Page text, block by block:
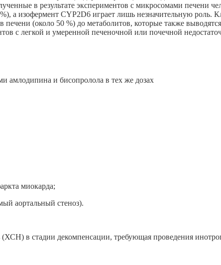
в результате экспериментов с микросомами печени
а изофермент CYP2D6 играет лишь незначительную роль.
(около 50 %) до метаболитов, которые также
с легкой и умеренной печеночной или почечной
амлодипина и бисопролола в тех же дозах
миокарда;
аортальный стеноз).
(ХСН) в стадии декомпенсации, требующая проведения